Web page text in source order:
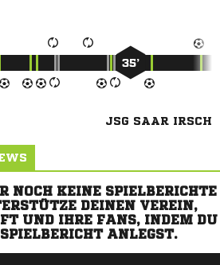
35’
JSG SAAR IRSCH
NOCH KEINE SPIELBERICHTE
DEINEN VEREIN,
UND IHRE FANS, INDEM DU
ANLEGST.